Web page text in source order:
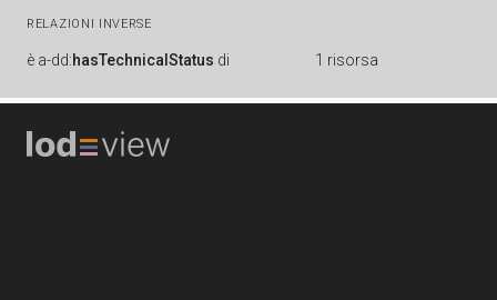
RELAZIONI INVERSE
è a-dd:hasTechnicalStatus di 1 risorsa